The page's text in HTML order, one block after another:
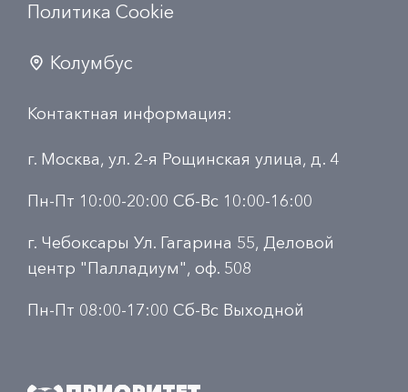
Политика Сookie
Колумбус
Контактная информация:
г. Москва, ул. 2-я Рощинская улица, д. 4
Пн-Пт 10:00-20:00 Сб-Вс 10:00-16:00
г. Чебоксары Ул. Гагарина 55, Деловой
центр "Палладиум", оф. 508
Пн-Пт 08:00-17:00 Сб-Вс Выходной